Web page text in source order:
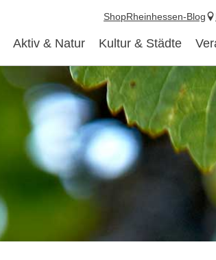
Aktiv & Natur Kultur & Städte
ShopRheinhessen-Blog